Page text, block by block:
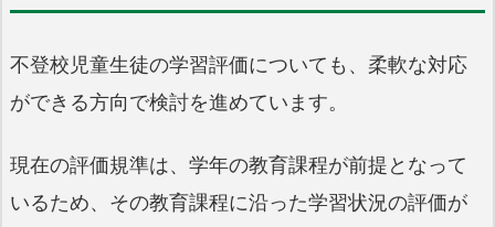
不登校児童生徒の学習評価についても、柔軟な対応
ができる方向で検討を進めています。
現在の評価規準は、学年の教育課程が前提となって
いるため、その教育課程に沿った学習状況の評価が